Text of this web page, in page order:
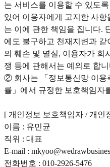
는 서비스를 이용할 수 있도
있어 이용자에게 고지한 사항
는 이에 관한 책임을 집니다.
에도 불구하고 천재지변과
의 훼손 및 멸실, 이용자가 회
쟁 등에 관해서는 예외로 합니
② 회사는 「정보통신망 이용
률」에서 규정한 보호책임자
[ 개인정보 보호책임자 / 개인
이름 : 유민균
직위 : 대표
E-mail :
전화번호 : 010-2926-5476